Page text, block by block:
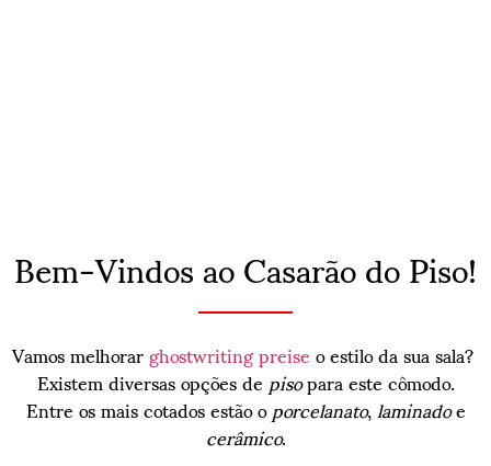
Bem-Vindos ao Casarão do Piso!
Vamos melhorarghostwriting preiseo estilo da sua sala?
Existem diversas opções depisopara este cômodo.
Entre os mais cotados estão oporcelanato,laminadoe
cerâmico.